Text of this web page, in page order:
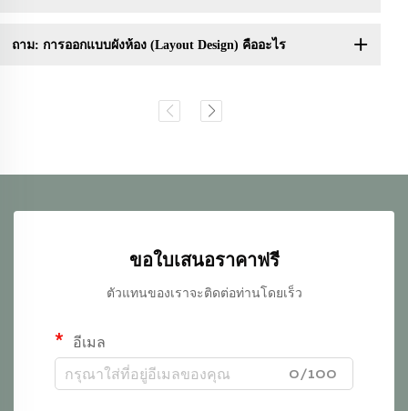
ถาม: การออกแบบผังห้อง (Layout Design) คืออะไร
ขอใบเสนอราคาฟรี
ตัวแทนของเราจะติดต่อท่านโดยเร็ว
อีเมล
0/100